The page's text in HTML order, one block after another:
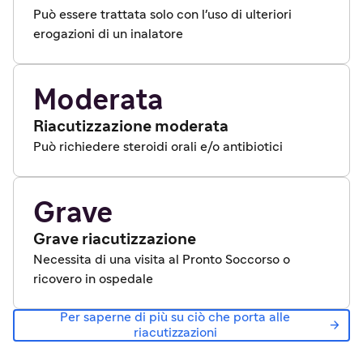
Può essere trattata solo con l'uso di ulteriori
erogazioni di un inalatore
Moderata
Riacutizzazione moderata
Può richiedere steroidi orali e/o antibiotici
Grave
Grave riacutizzazione
Necessita di una visita al Pronto Soccorso o
ricovero in ospedale
Per saperne di più su ciò che porta alle
riacutizzazioni
